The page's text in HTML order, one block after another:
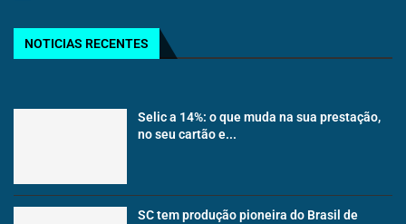
NOTICIAS RECENTES
Selic a 14%: o que muda na sua prestação,
no seu cartão e...
SC tem produção pioneira do Brasil de